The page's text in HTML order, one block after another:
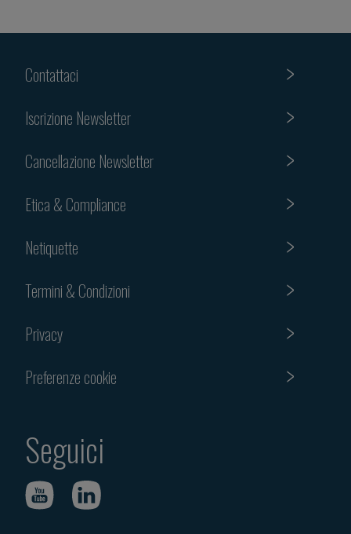
Contattaci
Iscrizione Newsletter
Cancellazione Newsletter
Etica & Compliance
Netiquette
Termini & Condizioni
Privacy
Preferenze cookie
Seguici